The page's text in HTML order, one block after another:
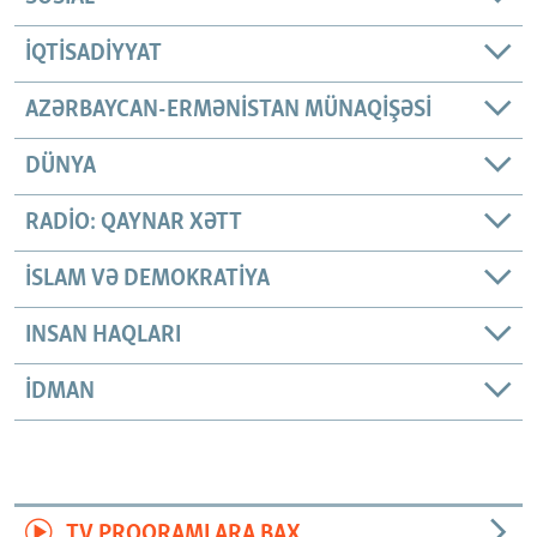
İQTISADIYYAT
AZƏRBAYCAN-ERMƏNISTAN MÜNAQIŞƏSI
DÜNYA
RADIO: QAYNAR XƏTT
İSLAM VƏ DEMOKRATIYA
INSAN HAQLARI
İDMAN